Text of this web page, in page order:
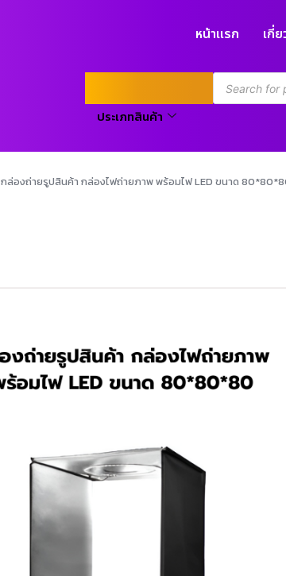
หน้าแรก เกี่
ประเภทสินค้า
กล่องถ่ายรูปสินค้า กล่องไฟถ่ายภาพ พร้อมไฟ LED ขนาด